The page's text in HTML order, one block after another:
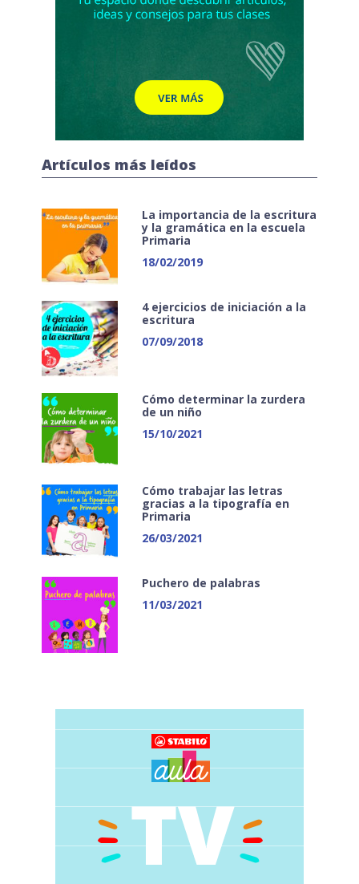
Artículos más leídos
La importancia de la escritura
y la gramática en la escuela
Primaria
18/02/2019
4 ejercicios de iniciación a la
escritura
07/09/2018
Cómo determinar la zurdera
de un niño
15/10/2021
Cómo trabajar las letras
gracias a la tipografía en
Primaria
26/03/2021
Puchero de palabras
11/03/2021